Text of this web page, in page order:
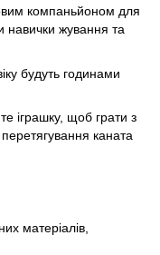
компаньйоном для
навички жування та
будуть годинами
іграшку, щоб грати з
каната
матеріалів,